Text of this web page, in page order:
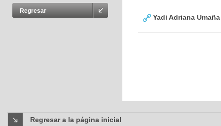
Regresar
Yadi Adriana
Regresar a la página inicial